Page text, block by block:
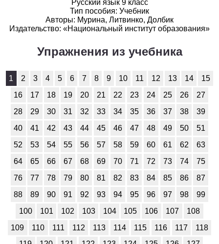
История
Литература
1
2 3 4 5 6 7 8 9 10
11
Математика
Немецкий язык
1
2 3 4 5 6 7 8 10
11
ОБЖ
Обществоведение
Русский язык 9 класс
Тип пособия: Учебник
Авторы: Мурина, Литвинко, Долбик
Издательство: «Национальный институт образования»
Упражнения из учебника
1 2 3 4 5 6 7 8 9 10 11 12 13 14
15
16
17 18 19 20 21 22 23 24 25 26
27
28
29 30 31 32 33 34 35 36 37 38
39
40
41 42 43 44 45 46 47 48 49 50
51
52
53 54 55 56 57 58 59 60 61 62
63
64
65 66 67 68 69 70 71 72 73 74
75
76
77 78 79 80 81 82 83 84 85 86
87
88
89 90 91 92 93 94 95 96 97 98
99
100
101 102 103 104 105 106 107
108
109
110 111 112 113 114 115 116 117
118